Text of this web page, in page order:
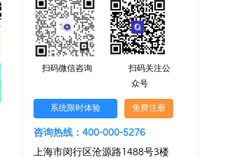
扫码微信咨询
扫码关注公
众号
系统限时体验 免费注册
咨询热线：400-000-5276
上海市闵行区沧源路1488号3楼